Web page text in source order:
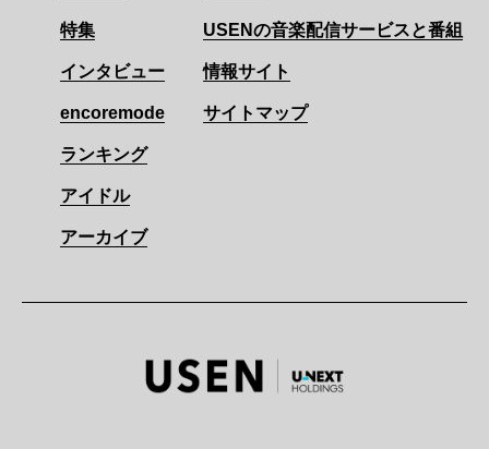
特集
インタビュー
encoremode
ランキング
アイドル
アーカイブ
USENの音楽配信サービスと番組
情報サイト
サイトマップ